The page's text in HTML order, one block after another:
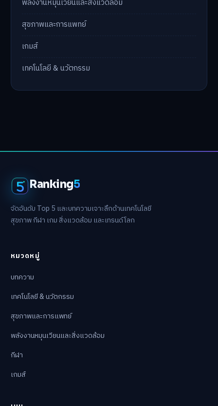
พลังงานหมุนเวียนและสิ่งแวดล้อม
สุขภาพและการแพทย์
เกมส์
เทคโนโลยี & นวัตกรรม
Ranking5
จัดอันดับ Top 5 และบทความเจาะลึกด้านเทคโนโลยี
สุขภาพ กีฬา เกม สิ่งแวดล้อม และเทรนด์โลก
หมวดหมู่
บทความ
เทคโนโลยี & นวัตกรรม
สุขภาพและการแพทย์
พลังงานหมุนเวียนและสิ่งแวดล้อม
กีฬา
เกมส์